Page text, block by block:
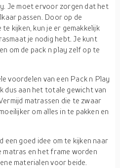
Je moet ervoor zorgen dat het
passen. Door op de
kijken, kun je er gemakkelijk
je nodig hebt. Je kunt
om de pack n play zelf op te
voordelen van een Pack n Play
dus aan het totale gewicht van
matrassen die te zwaar
om alles in te pakken en
een goed idee om te kijken naar
matras en het frame worden
materialen voor beide.